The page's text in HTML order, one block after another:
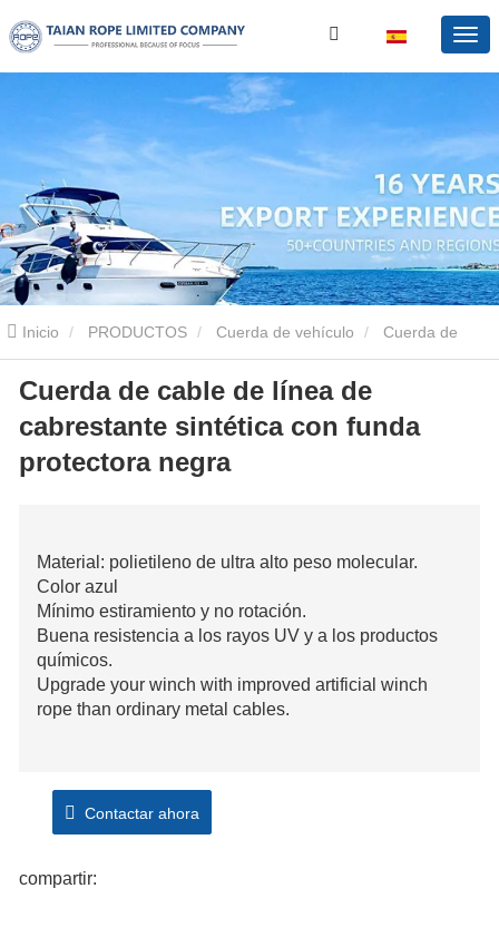
Inicio PRODUCTOS Cuerda de vehículo Cuerda de
cabrestante
con funda protectora negra
Cuerda de cable de línea de
cabrestante sintética con funda
protectora negra
Material: polietileno de ultra alto peso molecular.
Color azul
Mínimo estiramiento y no rotación.
Buena resistencia a los rayos UV y a los productos
químicos.
Upgrade your winch with improved artificial winch
rope than ordinary metal cables.
Contactar ahora
compartir: